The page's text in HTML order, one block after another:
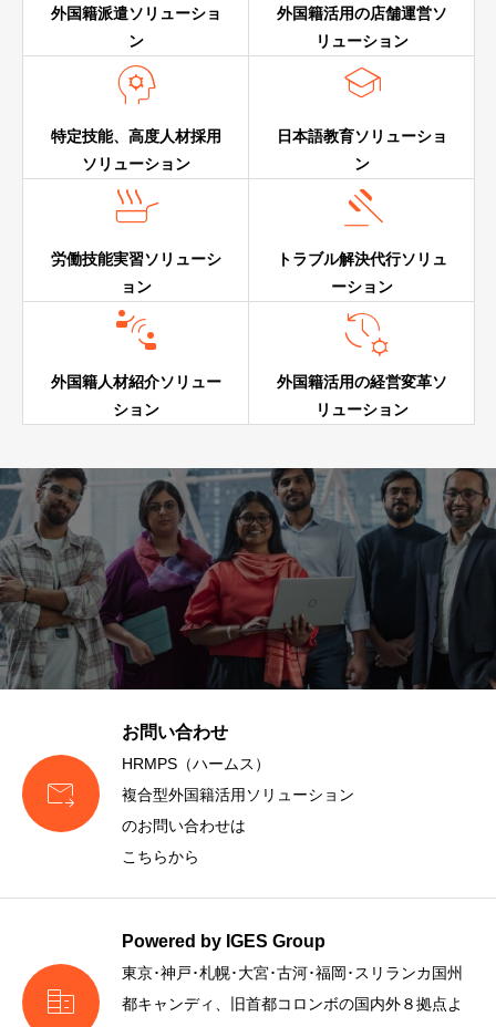
外国籍派遣ソリューショ
ン
外国籍活用の店舗運営ソ
リューション

特定技能、高度人材採用
ソリューション

日本語教育ソリューショ
ン

労働技能実習ソリューシ
ョン

トラブル解決代行ソリュ
ーション

外国籍人材紹介ソリュー
ション

外国籍活用の経営変革ソ
リューション

お問い合わせ
HRMPS（ハームス）
複合型外国籍活用ソリューション
のお問い合わせは
こちらから

Powered by IGES Group
東京･神戸･札幌･大宮･古河･福岡･スリランカ国州
都キャンディ、旧首都コロンボの国内外８拠点よ